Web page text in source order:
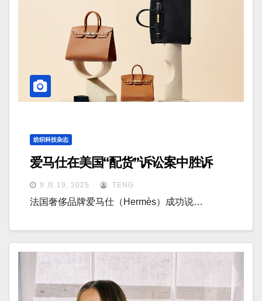
纺织科技杂志
爱马仕在美国“配货”诉讼案中胜诉
9 月 19, 2025 TENG
法国奢侈品牌爱马仕（Hermès）成功说…